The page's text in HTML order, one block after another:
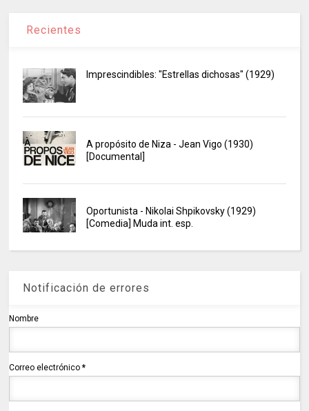
Recientes
Imprescindibles: "Estrellas dichosas" (1929)
A propósito de Niza - Jean Vigo (1930)
[Documental]
Oportunista - Nikolai Shpikovsky (1929)
[Comedia] Muda int. esp.
Notificación de errores
Nombre
Correo electrónico*